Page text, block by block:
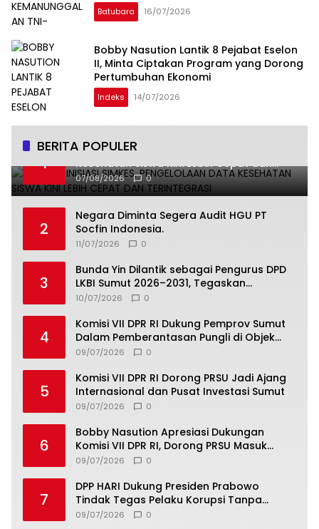
Batubara 16/07/2026
Bobby Nasution Lantik 8 Pejabat Eselon
II, Minta Ciptakan Program yang Dorong
Pertumbuhan Ekonomi
Indeks 14/07/2026
BERITA POPULER
1
Undhira Inisiasi SIMKES, Pengelolaan Data
Kesehatan Siswa Kini Lebih Cepat dan
Terintegrasi
07/08/2026 0
2
Negara Diminta Segera Audit HGU PT
Socfin Indonesia.
11/07/2026 0
3
Bunda Yin Dilantik sebagai Pengurus DPD
LKBI Sumut 2026–2031, Tegaskan
Komitmen Perkuat Toleransi dan
10/07/2026 0
4
Komisi VII DPR RI Dukung Pemprov Sumut
Dalam Pemberantasan Pungli di Objek
Wisata
09/07/2026 0
5
Komisi VII DPR RI Dorong PRSU Jadi Ajang
Internasional dan Pusat Investasi Sumut
09/07/2026 0
6
Bobby Nasution Apresiasi Dukungan
Komisi VII DPR RI, Dorong PRSU Masuk
Kalender Event Nasional
09/07/2026 0
7
DPP HARI Dukung Presiden Prabowo
Tindak Tegas Pelaku Korupsi Tanpa
Tebang Pilih
09/07/2026 0